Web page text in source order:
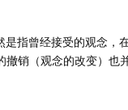
指曾经接受的观念，
销（观念的改变）